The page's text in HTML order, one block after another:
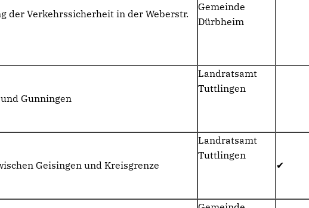
der Verkehrssicherheit in der Weberstr.
Gemeinde
Dürbheim
Gunningen
Landratsamt
Tuttlingen
Geisingen und Kreisgrenze
Landratsamt
Tuttlingen
✔